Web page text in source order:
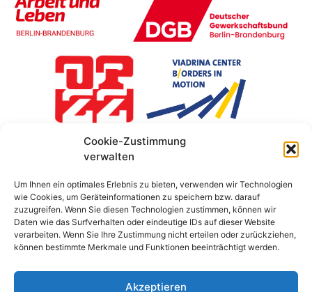
Cookie-Zustimmung
verwalten
Um Ihnen ein optimales Erlebnis zu bieten, verwenden wir Technologien
wie Cookies, um Geräteinformationen zu speichern bzw. darauf
zuzugreifen. Wenn Sie diesen Technologien zustimmen, können wir
Daten wie das Surfverhalten oder eindeutige IDs auf dieser Website
verarbeiten. Wenn Sie Ihre Zustimmung nicht erteilen oder zurückziehen,
können bestimmte Merkmale und Funktionen beeinträchtigt werden.
Akzeptieren